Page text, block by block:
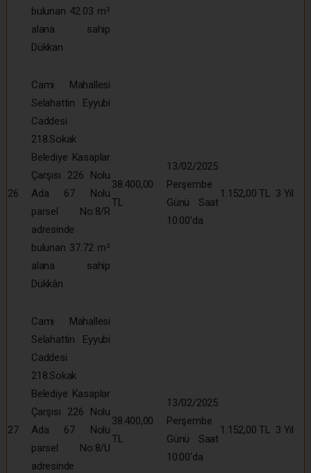
bulunan 42.03 m²
alana sahip
Dükkan
26
Cami Mahallesi
Selahattin Eyyubi
Caddesi
218.Sokak
Belediye Kasaplar
Çarşısı 226 Nolu
Ada 67 Nolu
parsel No:8/R
adresinde
bulunan 37.72 m²
alana sahip
Dükkân
38.400,00
TL
13/02/2025
Perşembe
Günü Saat
10:00’da
1.152,00 TL 3 Yıl
27
Cami Mahallesi
Selahattin Eyyubi
Caddesi
218.Sokak
Belediye Kasaplar
Çarşısı 226 Nolu
Ada 67 Nolu
parsel No:8/U
adresinde
38.400,00
TL
13/02/2025
Perşembe
Günü Saat
10:00’da
1.152,00 TL 3 Yıl